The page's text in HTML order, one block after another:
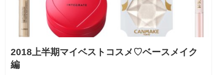
2018上半期マイベストコスメ♡ベースメイク
編